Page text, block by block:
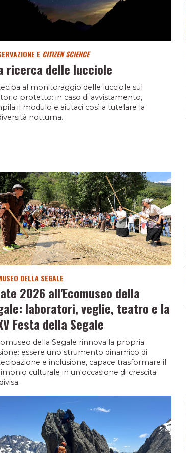
E CITIZEN SCIENCE
ricerca delle lucciole
al monitoraggio delle lucciole sul
protetto: in caso di avvistamento,
il modulo e aiutaci così a tutelare la
notturna.
DELLA SEGALE
2026 all'Ecomuseo della
laboratori, veglie, teatro e la
Festa della Segale
della Segale rinnova la propria
essere uno strumento dinamico di
e inclusione, capace trasformare il
culturale in un'occasione di crescita